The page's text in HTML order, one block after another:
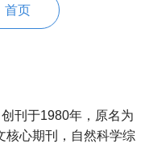
首页
刊于1980年，原名为
核心期刊，自然科学综